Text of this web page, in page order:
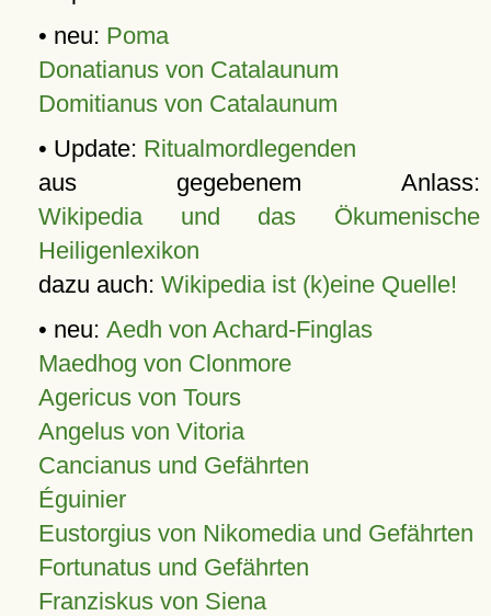
• neu: Poma
Donatianus von Catalaunum
Domitianus von Catalaunum
• Update: Ritualmordlegenden
aus gegebenem Anlass:
Wikipedia und das Ökumenische
Heiligenlexikon
dazu auch: Wikipedia ist (k)eine Quelle!
• neu: Aedh von Achard-Finglas
Maedhog von Clonmore
Agericus von Tours
Angelus von Vitoria
Cancianus und Gefährten
Éguinier
Eustorgius von Nikomedia und Gefährten
Fortunatus und Gefährten
Franziskus von Siena